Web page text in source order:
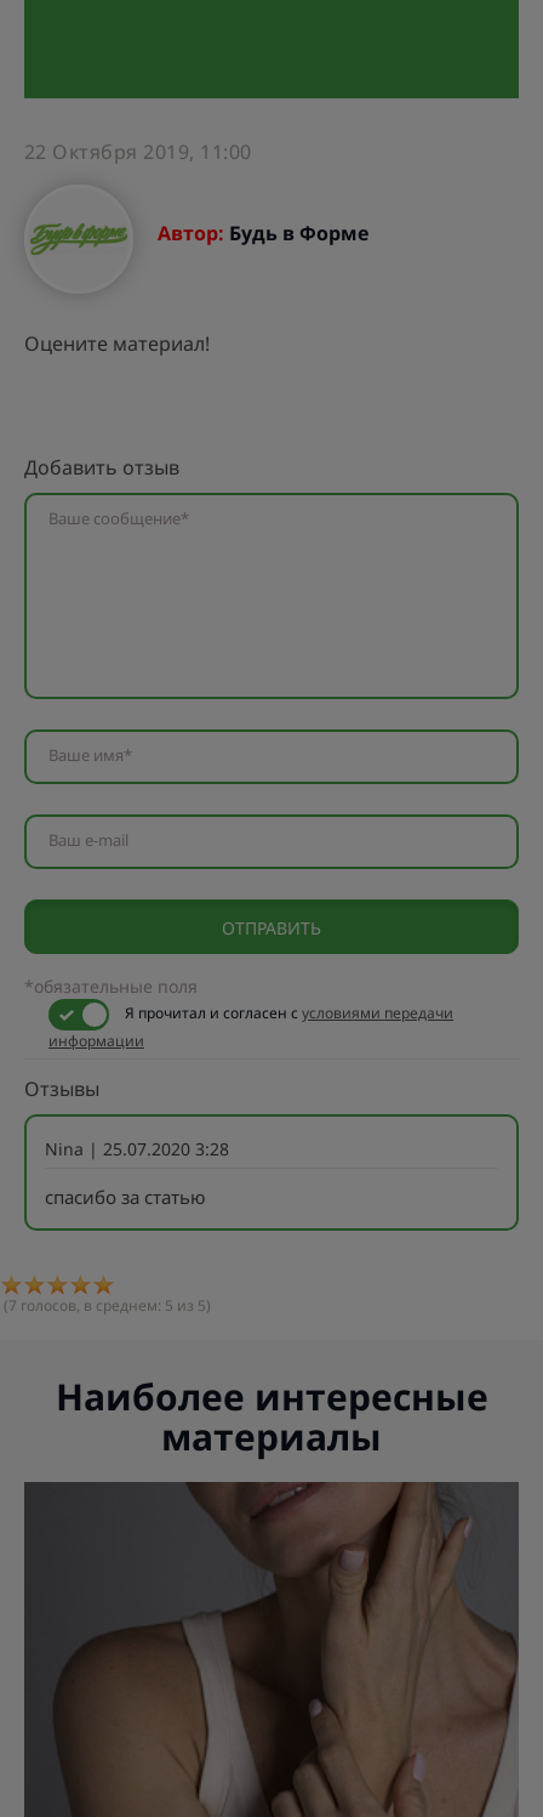
22 Октября 2019, 11:00
Автор: Будь в Форме
Оцените материал!
Добавить отзыв
Ваше сообщение*
Ваше имя*
Ваш e-mail
*обязательные поля
Я прочитал и согласен сусловиями передачи
информации
Отзывы
Nina | 25.07.2020 3:28
спасибо за статью
(7 голосов, в среднем: 5 из 5)
Наиболее интересные
материалы